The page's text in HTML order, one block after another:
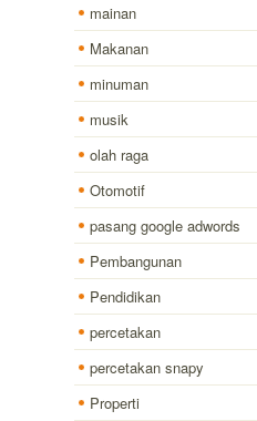
mainan
Makanan
minuman
musik
olah raga
Otomotif
pasang google adwords
Pembangunan
Pendidikan
percetakan
percetakan snapy
Properti